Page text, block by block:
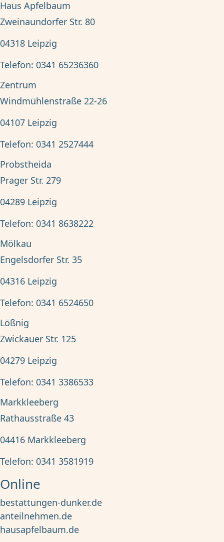
Haus Apfelbaum
Zweinaundorfer Str. 80
04318 Leipzig
Telefon: 0341 65236360
Zentrum
Windmühlenstraße 22-26
04107 Leipzig
Telefon: 0341 2527444
Probstheida
Prager Str. 279
04289 Leipzig
Telefon: 0341 8638222
Mölkau
Engelsdorfer Str. 35
04316 Leipzig
Telefon: 0341 6524650
Lößnig
Zwickauer Str. 125
04279 Leipzig
Telefon: 0341 3386533
Markkleeberg
Rathausstraße 43
04416 Markkleeberg
Telefon: 0341 3581919
Online
bestattungen-dunker.de
anteilnehmen.de
hausapfelbaum.de